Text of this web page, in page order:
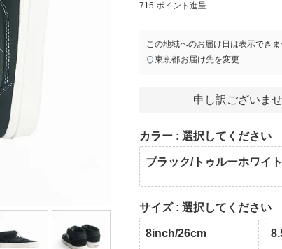
715 ポイント進呈
この地域へのお届け日は表示できま
東京都お届け先を変更
申し訳ございま
カラー 選択してください
ブラック/トゥルーホワイ
サイズ 選択してください
8inch/26cm